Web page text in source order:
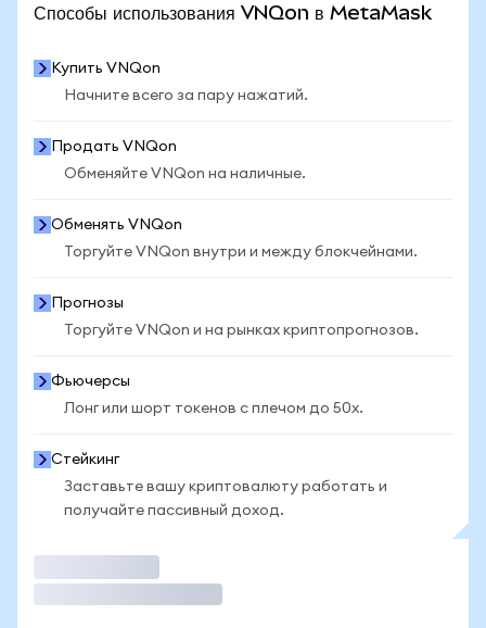
Способы использования VNQon в MetaMask
Купить VNQon
Начните всего за пару нажатий.
Продать VNQon
Обменяйте VNQon на наличные.
Обменять VNQon
Торгуйте VNQon внутри и между блокчейнами.
Прогнозы
Торгуйте VNQon и на рынках криптопрогнозов.
Фьючерсы
Лонг или шорт токенов с плечом до 50x.
Стейкинг
Заставьте вашу криптовалюту работать и
получайте пассивный доход.